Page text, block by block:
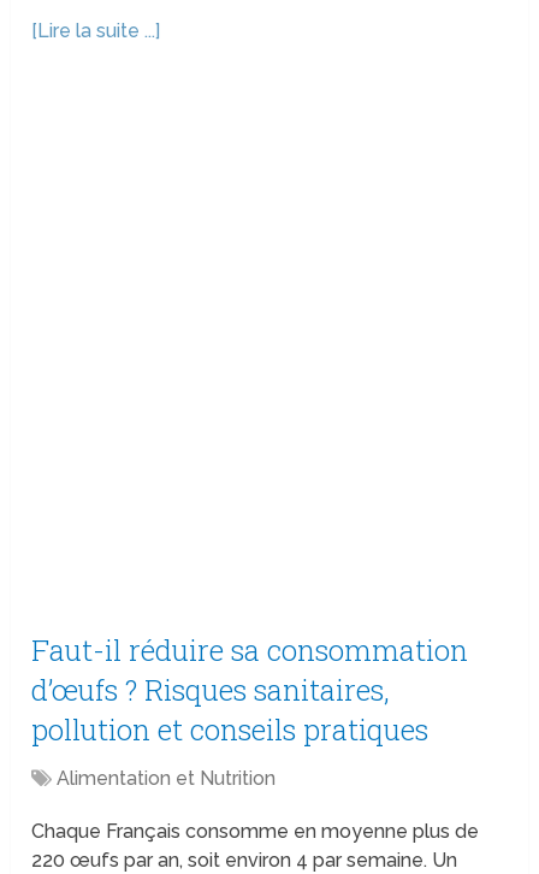
[Lire la suite ...]
Faut-il réduire sa consommation
d’œufs ? Risques sanitaires,
pollution et conseils pratiques
Alimentation et Nutrition
Chaque Français consomme en moyenne plus de
220 œufs par an, soit environ 4 par semaine. Un